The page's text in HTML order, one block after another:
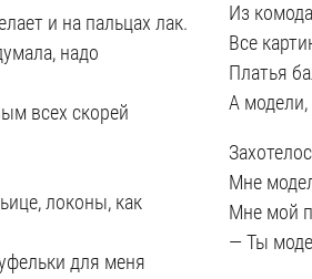
и на пальцах лак.
надо
всех скорей
локоны, как
для меня
Из
Все
Платья
А модели,
Мне
Мне мой
— Ты